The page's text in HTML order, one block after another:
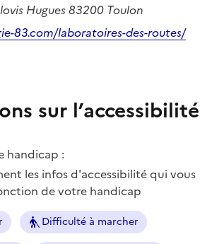
Hugues 83200 Toulon
83.com/laboratoires-des-routes/
sur l’accessibilité
handicap :
les infos d'accessibilité qui vous
de votre handicap
Difficulté à marcher